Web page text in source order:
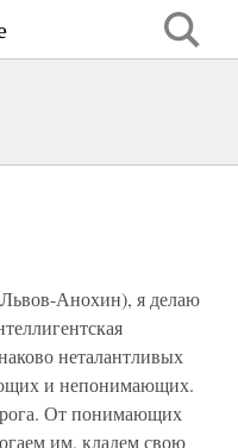
Анохин), я делаю
неталантливых
и непонимающих.
От понимающих
им, кладем свою